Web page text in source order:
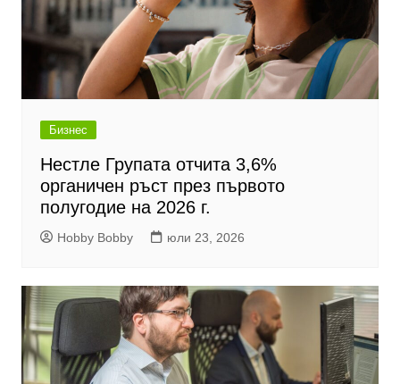
Бизнес
Нестле Групата отчита 3,6%
органичен ръст през първото
полугодие на 2026 г.
Hobby Bobby юли 23, 2026